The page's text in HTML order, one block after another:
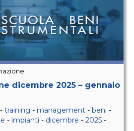
dicembre 2025 – gennaio
- training - management - beni -
- impianti - dicembre - 2025 -